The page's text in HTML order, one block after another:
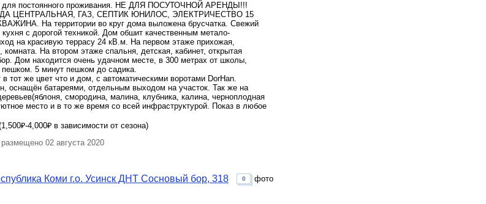
для постоянного проживания. НЕ ДЛЯ ПОСУТОЧНОЙ АРЕНДЫ!!!
ВОДА ЦЕНТРАЛЬНАЯ, ГАЗ, СЕПТИК ЮНИЛОС, ЭЛЕКТРИЧЕСТВО 15
На территории во круг дома выложена брусчатка. Свежий
с дорогой техникой. Дом обшит качественным метало-
на красивую террасу 24 кВ.м. На первом этаже прихожая,
комната. На втором этаже спальня, детская, кабинет, открытая
Дом находится очень удачном месте, в 300 метрах от школы,
5 минут пешком до садика.
тот же цвет что и дом, с автоматическими воротами DorHan.
оснащён батареями, отдельным выходом на участок. Так же на
смородина, малина, клубника, калина, черноплодная
место и в то же время со всей инфраструктурой. Показ в любое
4,000₽ в зависимости от сезона)
02 августа 2020
Коми г.о. Усинск ДНТ Сосновый бор, 318
0 фото